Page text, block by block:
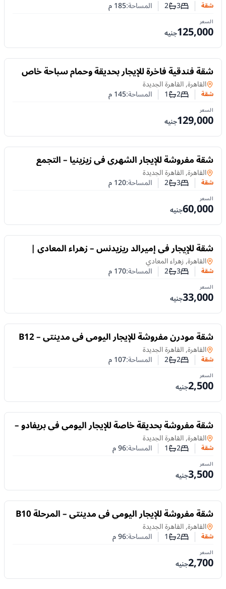
شقة عدد غرف النوم
3عدد الحمامات
2 المساحة:185م
السعر
125,000جنيه
للايجار
شقة فندقية فاخرة للإيجار بحديقة وحمام سباحة خاص
في ستون ريزيدنس – التجمع الخامس
شقةفي
القاهرة, القاهرة الجديدة
شقة عدد غرف النوم
2عدد الحمامات
1 المساحة:145م
السعر
129,000جنيه
للايجار
شقة مفروشة للإيجار الشهري في زيزينيا – التجمع
الخامس | 120م و3 غرف نوم
شقةفي
القاهرة, القاهرة الجديدة
شقة عدد غرف النوم
3عدد الحمامات
2 المساحة:120م
السعر
60,000جنيه
للايجار
شقة للإيجار في إميرالد ريزيدنس – زهراء المعادي |
170م وأول سكن
شقةفي
القاهرة, زهراء المعادي
شقة عدد غرف النوم
3عدد الحمامات
2 المساحة:170م
السعر
33,000جنيه
للايجار شقة مودرن مفروشة للإيجار اليومي في مدينتي – B12
| غرفتان وإطلالة على الجاردن
شقةفي
القاهرة, القاهرة الجديدة
شقة عدد غرف النوم
2عدد الحمامات
2 المساحة:107م
السعر
2,500جنيه
للايجار
شقة مفروشة بحديقة خاصة للإيجار اليومي في بريفادو –
مدينتي | غرفتان
شقةفي
القاهرة, القاهرة الجديدة
شقة عدد غرف النوم
2عدد الحمامات
1 المساحة:96م
السعر
3,500جنيه
للايجار شقة مفروشة للإيجار اليومي في مدينتي – المرحلة B10
| غرفتان ومكيفة بالكامل
شقةفي
القاهرة, القاهرة الجديدة
شقة عدد غرف النوم
2عدد الحمامات
1 المساحة:96م
السعر
2,700جنيه